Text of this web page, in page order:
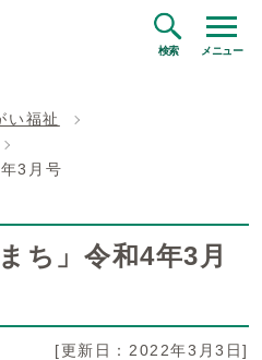
検索 メニュー
い福祉
3月号
ち」令和4年3月
[更新日：2022年3月3日]